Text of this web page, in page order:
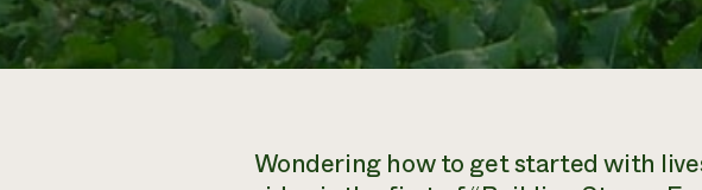
Wondering how to get started with